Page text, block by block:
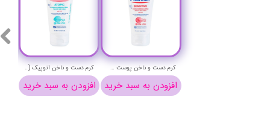
کرم دست و ناخن اتوپیک (ضد اگزوما) فارمالاین حجم 75 میلی لیتر - PharmaLine ATOPIC hand & nail Cream
افزودن به سبد خرید
کرم دست و ناخن پوست حساس فارمالاین حجم 75 میلی لیتر - PharmaLine Sensetive hand & nail Cream
افزودن به سبد خرید